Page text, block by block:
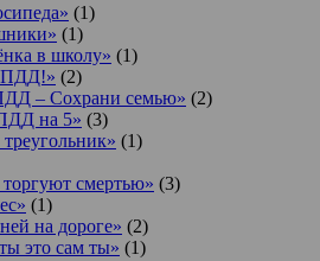
(1)
(1)
в школу» (1)
ПДД!» (2)
– Сохрани семью» (2)
на 5» (3)
(1)
смертью» (3)
(1)
на дороге» (2)
это сам ты» (1)